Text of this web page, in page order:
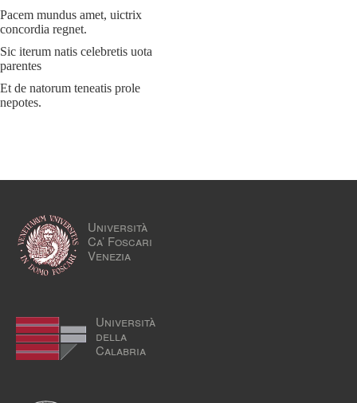
Pacem mundus amet, uictrix
concordia regnet.
Sic iterum natis celebretis uota
parentes
Et de natorum teneatis prole
nepotes.
Università
Ca’ Foscari
Venezia
Università
della
Calabria